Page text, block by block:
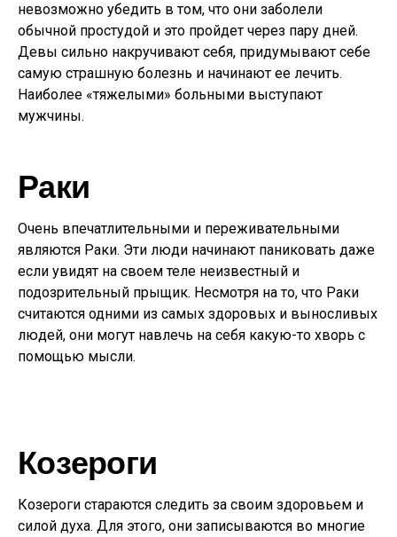
невозможно убедить в том, что они заболели
обычной простудой и это пройдет через пару дней.
Девы сильно накручивают себя, придумывают себе
самую страшную болезнь и начинают ее лечить.
Наиболее «тяжелыми» больными выступают
мужчины.
Раки
Очень впечатлительными и переживательными
являются Раки. Эти люди начинают паниковать даже
если увидят на своем теле неизвестный и
подозрительный прыщик. Несмотря на то, что Раки
считаются одними из самых здоровых и выносливых
людей, они могут навлечь на себя какую-то хворь с
помощью мысли.
Козероги
Козероги стараются следить за своим здоровьем и
силой духа. Для этого, они записываются во многие